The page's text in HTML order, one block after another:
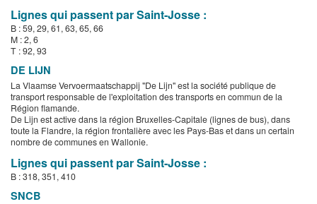
Lignes qui passent par Saint-Josse :
B : 59, 29, 61, 63, 65, 66
M : 2, 6
T : 92, 93
DE LIJN
La Vlaamse Vervoermaatschappij "De Lijn" est la société publique de
transport responsable de l'exploitation des transports en commun de la
Région flamande.
De Lijn est active dans la région Bruxelles-Capitale (lignes de bus), dans
toute la Flandre, la région frontalière avec les Pays-Bas et dans un certain
nombre de communes en Wallonie.
Lignes qui passent par Saint-Josse :
B : 318, 351, 410
SNCB